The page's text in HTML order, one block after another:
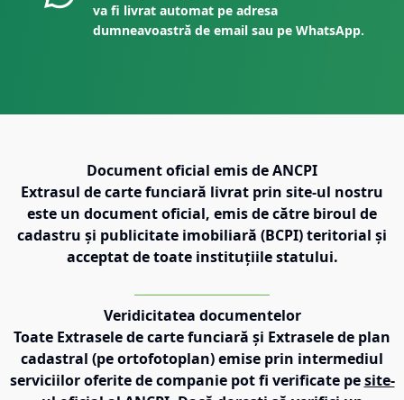
va fi livrat automat pe adresa
dumneavoastră de email sau pe WhatsApp.
Document oficial emis de ANCPI
Extrasul de carte funciară livrat prin site-ul nostru
este un document oficial, emis de către biroul de
cadastru și publicitate imobiliară (BCPI) teritorial și
acceptat de toate instituțiile statului.
Veridicitatea documentelor
Toate Extrasele de carte funciară și Extrasele de plan
cadastral (pe ortofotoplan) emise prin intermediul
serviciilor oferite de companie pot fi verificate pe site-